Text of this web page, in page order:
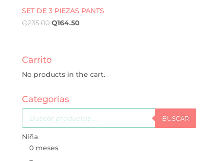
SET DE 3 PIEZAS PANTS
Q235.00 Q164.50
Carrito
No products in the cart.
Categorías
Búsqueda
de
productos
BUSCAR
Niña
0 meses